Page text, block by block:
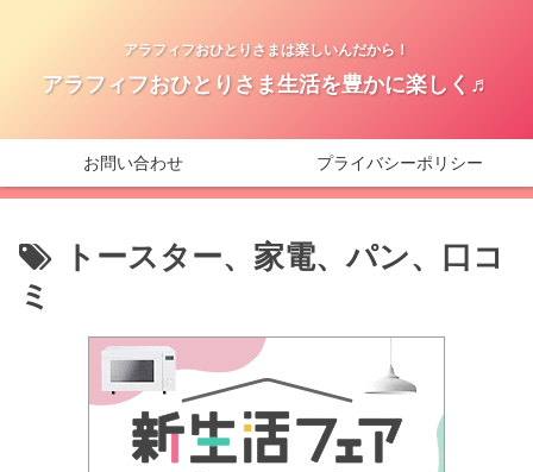
アラフィフおひとりさまは楽しいんだから！
アラフィフおひとりさま生活を豊かに楽しく♬
お問い合わせ プライバシーポリシー
トースター、家電、パン、口コ
ミ